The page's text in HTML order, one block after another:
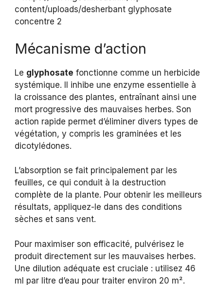
Mécanisme d’action
Le glyphosate fonctionne comme un herbicide
systémique. Il inhibe une enzyme essentielle à
la croissance des plantes, entraînant ainsi une
mort progressive des mauvaises herbes. Son
action rapide permet d’éliminer divers types de
végétation, y compris les graminées et les
dicotylédones.
L’absorption se fait principalement par les
feuilles, ce qui conduit à la destruction
complète de la plante. Pour obtenir les meilleurs
résultats, appliquez-le dans des conditions
sèches et sans vent.
Pour maximiser son efficacité, pulvérisez le
produit directement sur les mauvaises herbes.
Une dilution adéquate est cruciale : utilisez 46
ml par litre d’eau pour traiter environ 20 m².